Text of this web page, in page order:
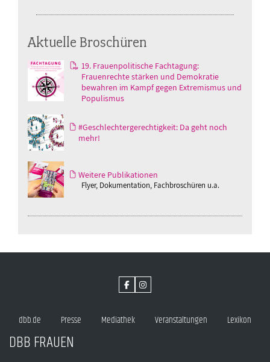
Aktuelle Broschüren
19. Frauenpolitische Fachtagung:
Frauenrechte stärken und Demokratie
bewahren im Kampf gegen Extremismus und
Populismus
#Geschlechtergerechtigkeit: Da geht noch
mehr!
Weitere Publikationen
Flyer, Dokumentation, Fachbroschüren u.a.
dbb.de Presse Mediathek Veranstaltungen Lexikon
DBB FRAUEN